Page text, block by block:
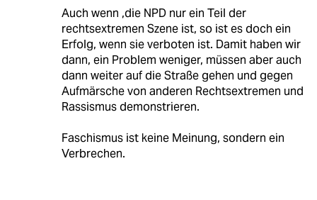
Auch wenn ,die NPD nur ein Teil der
rechtsextremen Szene ist, so ist es doch ein
Erfolg, wenn sie verboten ist. Damit haben wir
dann, ein Problem weniger, müssen aber auch
dann weiter auf die Straße gehen und gegen
Aufmärsche von anderen Rechtsextremen und
Rassismus demonstrieren.
Faschismus ist keine Meinung, sondern ein
Verbrechen.